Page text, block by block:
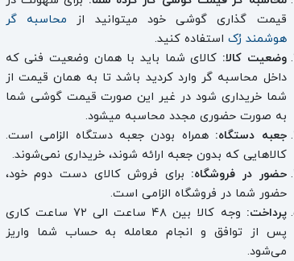
قیمت گذاری گوشی خود میتوانید از محاسبه گر
هوشمند رُک استفاده کنید.
وضعیت کالا: کالای شما باید با همان وضعیت فنی که
داخل محاسبه گر وارد کردید باشد تا به همان قیمت از
شما خریداری شود در غیر این صورت قیمت گوشی شما
به صورت حضوری مجدد محاسبه میشود.
جعبه دستگاه: همراه بودن جعبه دستگاه الزامی است.
کالاهایی که بدون جعبه ارائه شوند، خریداری نمی‌شوند.
حضور در فروشگاه: برای فروش کالای دست دوم خود،
حضور شما در فروشگاه الزامی است.
پرداخت:
وجه کالا بین ۴۸ ساعت الی ۷۲ ساعت کاری
پس از توافق و انجام معامله به حساب شما واریز
می‌شود.